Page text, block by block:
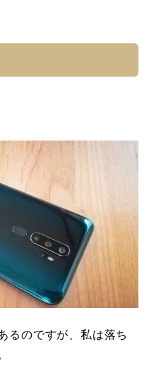
るのですが、私は落ち